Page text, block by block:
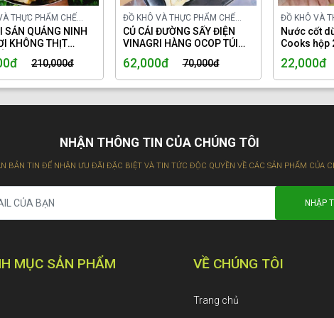
THỰC PHẨM CHẾ
NƯỚC
SẢN QUẢNG NINH
KHÔNG THỊT
BỘT.
210,000đ
ĐỒ KHÔ VÀ THỰC PHẨM CHẾ
BIẾN TRONG NƯỚC
CỦ CẢI ĐƯỜNG SẤY ĐIỆN
VINAGRI HÀNG OCOP TÚI
62,000đ 70,000đ
ĐỒ KHÔ VÀ
BIẾN TRONG
Nước cốt
Cooks hộp
22,000đ
NHẬN THÔNG TIN CỦA CHÚNG TÔI
BẢN TIN ĐỂ NHẬN ƯU ĐÃI ĐẶC BIỆT VÀ TIN TỨC ĐỘC QUYỀN VỀ CÁC SẢN PHẨM CỦA
MỤC SẢN PHẨM VỀ CHÚNG TÔI
Trang chủ